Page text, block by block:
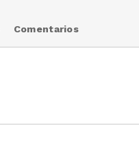
Comentarios